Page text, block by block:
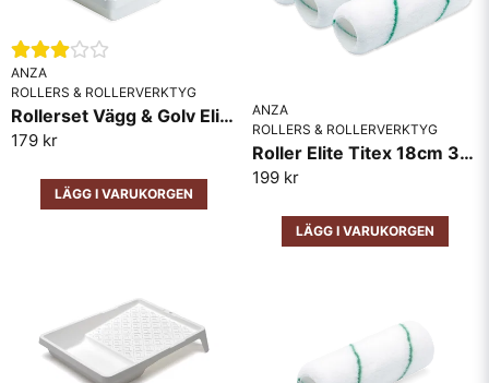
ANZA
ROLLERS & ROLLERVERKTYG
Rollerset Vägg & Golv Elite Anza 18cm
179 kr
LÄGG I VARUKORGEN
ANZA
ROLLERS & ROLLERVERKTYG
Roller Elite Titex 18cm 3-P
199 kr
LÄGG I VARUKORGEN
Ja, ni får publicera min fråga
Skicka fråga